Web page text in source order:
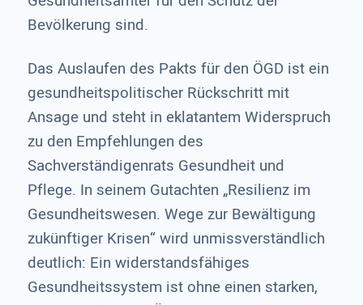
Bevölkerung sind.
Das Auslaufen des Pakts für den ÖGD ist ein
gesundheitspolitischer Rückschritt mit
Ansage und steht in eklatantem Widerspruch
zu den Empfehlungen des
Sachverständigenrats Gesundheit und
Pflege. In seinem Gutachten „Resilienz im
Gesundheitswesen. Wege zur Bewältigung
zukünftiger Krisen“ wird unmissverständlich
deutlich: Ein widerstandsfähiges
Gesundheitssystem ist ohne einen starken,